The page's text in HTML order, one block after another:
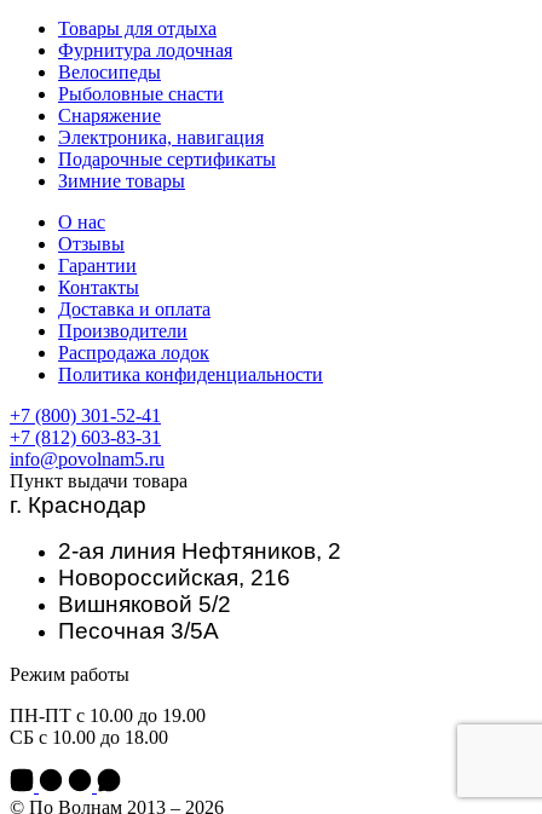
Товары для отдыха
Фурнитура лодочная
Велосипеды
Рыболовные снасти
Снаряжение
Электроника, навигация
Подарочные сертификаты
Зимние товары
О нас
Отзывы
Гарантии
Контакты
Доставка и оплата
Производители
Распродажа лодок
Политика конфиденциальности
+7 (800) 301-52-41
+7 (812) 603-83-31
info@povolnam5.ru
Пункт выдачи товара
г. Краснодар
2-ая линия Нефтяников, 2
Новороссийская, 216
Вишняковой 5/2
Песочная 3/5А
Режим работы
ПН-ПТ с 10.00 до 19.00
СБ с 10.00 до 18.00
© По Волнам 2013 – 2026